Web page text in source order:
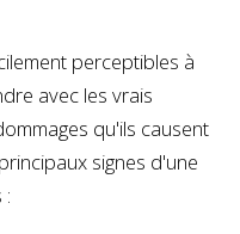
perceptibles à
avec les vrais
qu'ils causent
signes d'une